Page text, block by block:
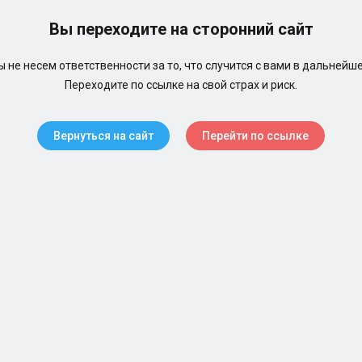
Вы переходите на сторонний сайт
не несем ответственности за то, что случится с вами в
Переходите по ссылке на свой страх и риск.
Вернуться на сайт Перейти по ссылке